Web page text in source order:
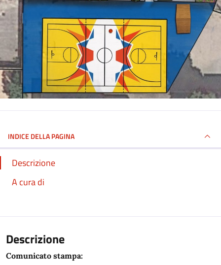
INDICE DELLA PAGINA
Descrizione
A cura di
Descrizione
Comunicato stampa: